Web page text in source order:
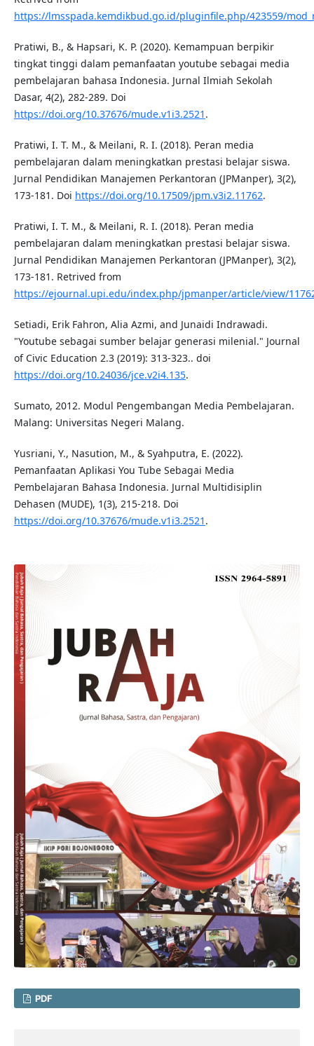
https://lmsspada.kemdikbud.go.id/pluginfile.php/423559/
Pratiwi, B., & Hapsari, K. P. (2020). Kemampuan berpikir
tingkat tinggi dalam pemanfaatan youtube sebagai media
pembelajaran bahasa Indonesia. Jurnal Ilmiah Sekolah
Dasar, 4(2), 282-289. Doi
https://doi.org/10.37676/mude.v1i3.2521 .
Pratiwi, I. T. M., & Meilani, R. I. (2018). Peran media
pembelajaran dalam meningkatkan prestasi belajar siswa.
Jurnal Pendidikan Manajemen Perkantoran (JPManper), 3(2),
173-181. Doi https://doi.org/10.17509/jpm.v3i2.11762.
Pratiwi, I. T. M., & Meilani, R. I. (2018). Peran media
pembelajaran dalam meningkatkan prestasi belajar siswa.
Jurnal Pendidikan Manajemen Perkantoran (JPManper), 3(2),
173-181. Retrived from
https://ejournal.upi.edu/index.php/jpmanper/article/view/
Setiadi, Erik Fahron, Alia Azmi, and Junaidi Indrawadi.
"Youtube sebagai sumber belajar generasi milenial." Journal
of Civic Education 2.3 (2019): 313-323.. doi
https://doi.org/10.24036/jce.v2i4.135.
Sumato, 2012. Modul Pengembangan Media Pembelajaran.
Malang: Universitas Negeri Malang.
Yusriani, Y., Nasution, M., & Syahputra, E. (2022).
Pemanfaatan Aplikasi You Tube Sebagai Media
Pembelajaran Bahasa Indonesia. Jurnal Multidisiplin
Dehasen (MUDE), 1(3), 215-218. Doi
https://doi.org/10.37676/mude.v1i3.2521 .
PDF